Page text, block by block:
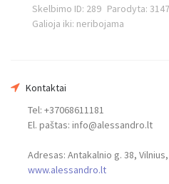
Skelbimo ID: 289 Parodyta: 3147
Galioja iki: neribojama
Kontaktai
Tel: +37068611181
El. paštas: info@alessandro.lt
Adresas: Antakalnio g. 38, Vilnius,
www.alessandro.lt
Jūsų vardas
Jūsų el. Paštas